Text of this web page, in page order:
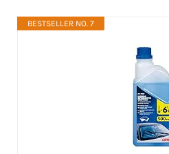
BESTSELLER NO. 7